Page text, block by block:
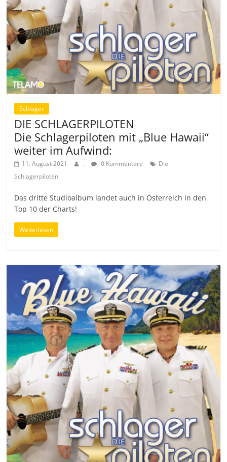
Schlager
DIE SCHLAGERPILOTEN
Die Schlagerpiloten mit „Blue Hawaii“
weiter im Aufwind:
11. August 2021 . 0 Kommentare
Die
Schlagerpiloten
Das dritte Studioalbum landet auch in Österreich in den
Top 10 der Charts!
Weiterlesen